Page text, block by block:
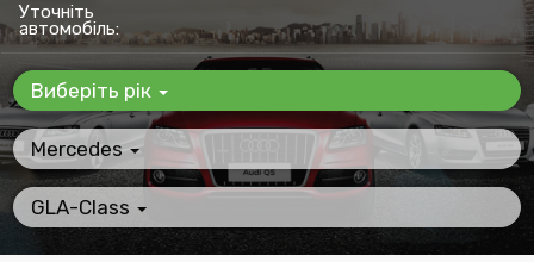
Уточніть
автомобіль:
Виберіть рік
Mercedes
GLA-Class